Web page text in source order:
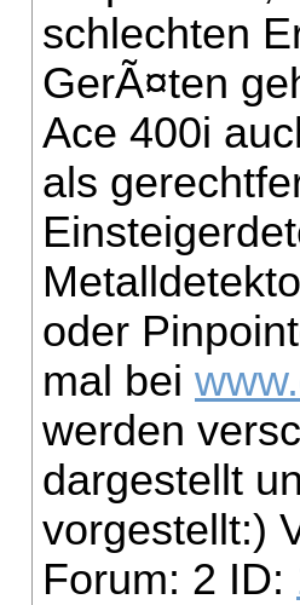
schlechten
GerÃ¤ten
Ace 400i
als
oder
mal bei
werden
dargestellt
vorgestellt:)
Forum: 2 ID: